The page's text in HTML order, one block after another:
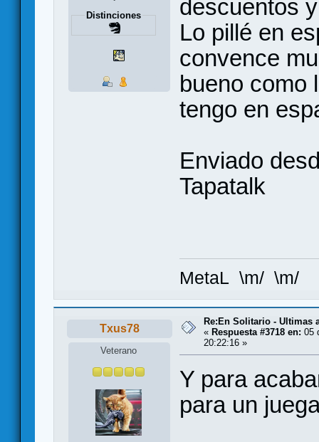
Distinciones
descuentos
Lo pillé en
convence
bueno como
tengo en
Enviado
Tapatalk
MetaL \m/ \m/
Txus78
Veterano
Re:En Solitario - Ultimas
« Respuesta #3718 en: 05
20:22:16 »
Y para
para un